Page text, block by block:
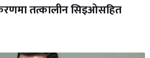
तत्कालीन सिइओसहित